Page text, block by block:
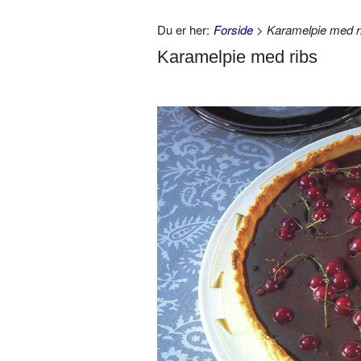
Du er her: Forside > Karamelpie med
Karamelpie med ribs